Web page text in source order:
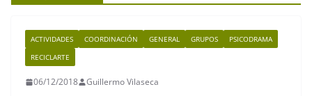
ACTIVIDADES COORDINACIÓN GENERAL GRUPOS
PSICODRAMA
RECICLARTE
06/12/2018 Guillermo Vilaseca